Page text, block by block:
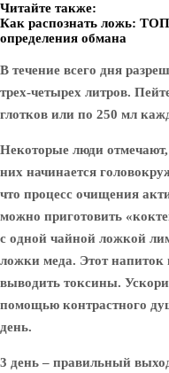
Читайте также:
Как распознать ложь:
определения обмана
В течение всего дня
трех-четырех литров.
глотков или по 250 мл
Некоторые люди
них начинается
что процесс очищения
можно приготовить
с одной чайной ложкой
ложки меда. Этот напиток
выводить токсины.
помощью контрастного
день.
3 день – правильный